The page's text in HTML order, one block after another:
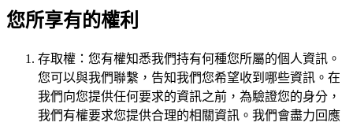
您所享有的權利
存取權：您有權知悉我們持有何種您所屬的個人資訊。
您可以與我們聯繫，告知我們您希望收到哪些資訊。在
我們向您提供任何要求的資訊之前，為驗證您的身分，
我們有權要求您提供合理的相關資訊。我們會盡力回應